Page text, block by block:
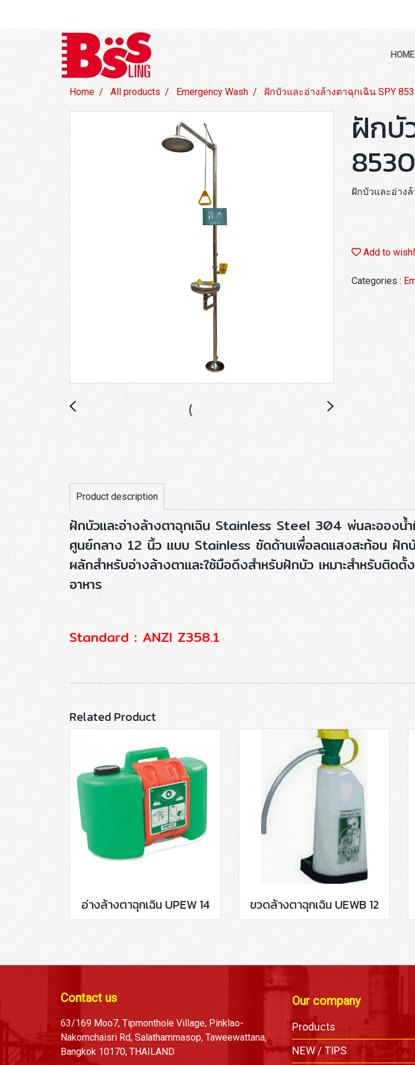
HOME
Home All products Emergency Wash ฝักบัวและอ่างล้างตาฉุกเฉิน SPY
ฝักบั
ฝักบัวและอ่าง
Add to
Categories :
Product description
ฝักบัวและอ่างล้างตาฉุกเฉิน Stainless Steel 304 พ่นละอองน้
ศูนย์กลาง 12 นิ้ว แบบ Stainless ขัดด้านเพื่อลดแสงสะท้อน ฝั
ผลักสำหรับอ่างล้างตาและใช้มือดึงสำหรับฝักบัว เหมาะสำหรับติด
อาหาร
Standard : ANZI Z358.1
Related Product
อ่างล้างตาฉุกเฉิน UPEW 14 ขวดล้างตาฉุกเฉิน UEWB 12
Contact us
63/169 Moo7, Tipmonthole Village, Pinklao-
Nakornchaisri Rd, Salathammasop, Taweewattana,
Bangkok 10170, THAILAND
Our company
Products
NEW / TIPS